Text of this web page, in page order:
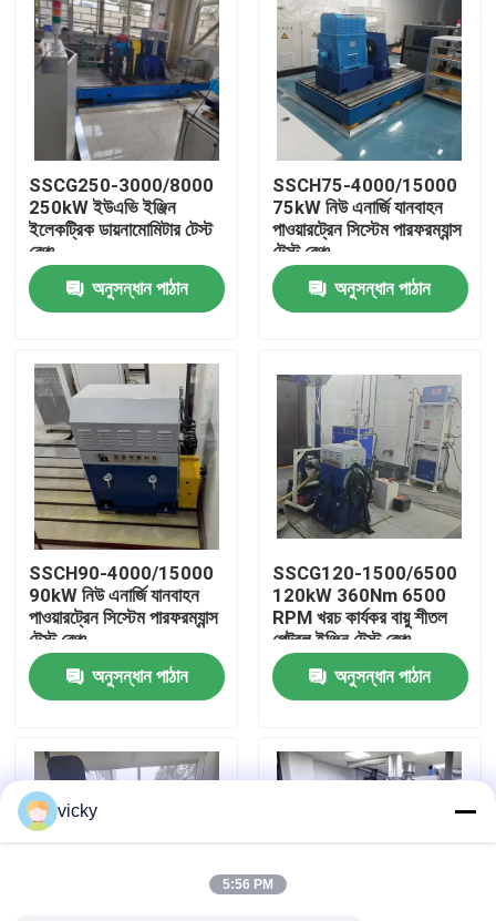
আমাদের সম্বন্ধে
কারখানা ভ্রমণ
যোগাযোগ করুন
খবর
মামলা
টর্ক ডায়নামিটার
SSCG250-3000/8000
250kW ইউএভি ইঞ্জিন
ইলেকট্রিক ডায়নামোমিটার টেস্ট
বেঞ্চ
অনুসন্ধান পাঠান
SSCH75-4000/15000
75kW নিউ এনার্জি যানবাহন
পাওয়ারট্রেন সিস্টেম পারফরম্যান্স
টেস্ট বেঞ্চ
অনুসন্ধান পাঠান
SSCH90-4000/15000
90kW নিউ এনার্জি যানবাহন
পাওয়ারট্রেন সিস্টেম পারফরম্যান্স
টেস্ট বেঞ্চ
অনুসন্ধান পাঠান
SSCG120-1500/6500
120kW 360Nm 6500
RPM খরচ কার্যকর বায়ু শীতল
পেট্রল ইঞ্জিন টেস্ট বেঞ্চ
অনুসন্ধান পাঠান
vicky
5:56 PM